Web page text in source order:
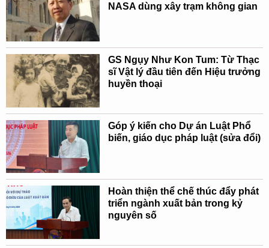
NASA dùng xây trạm không gian
GS Ngụy Như Kon Tum: Từ Thạc
sĩ Vật lý đầu tiên đến Hiệu trưởng
huyền thoại
Góp ý kiến cho Dự án Luật Phổ
biến, giáo dục pháp luật (sửa đổi)
Hoàn thiện thể chế thúc đẩy phát
triển ngành xuất bản trong kỷ
nguyên số